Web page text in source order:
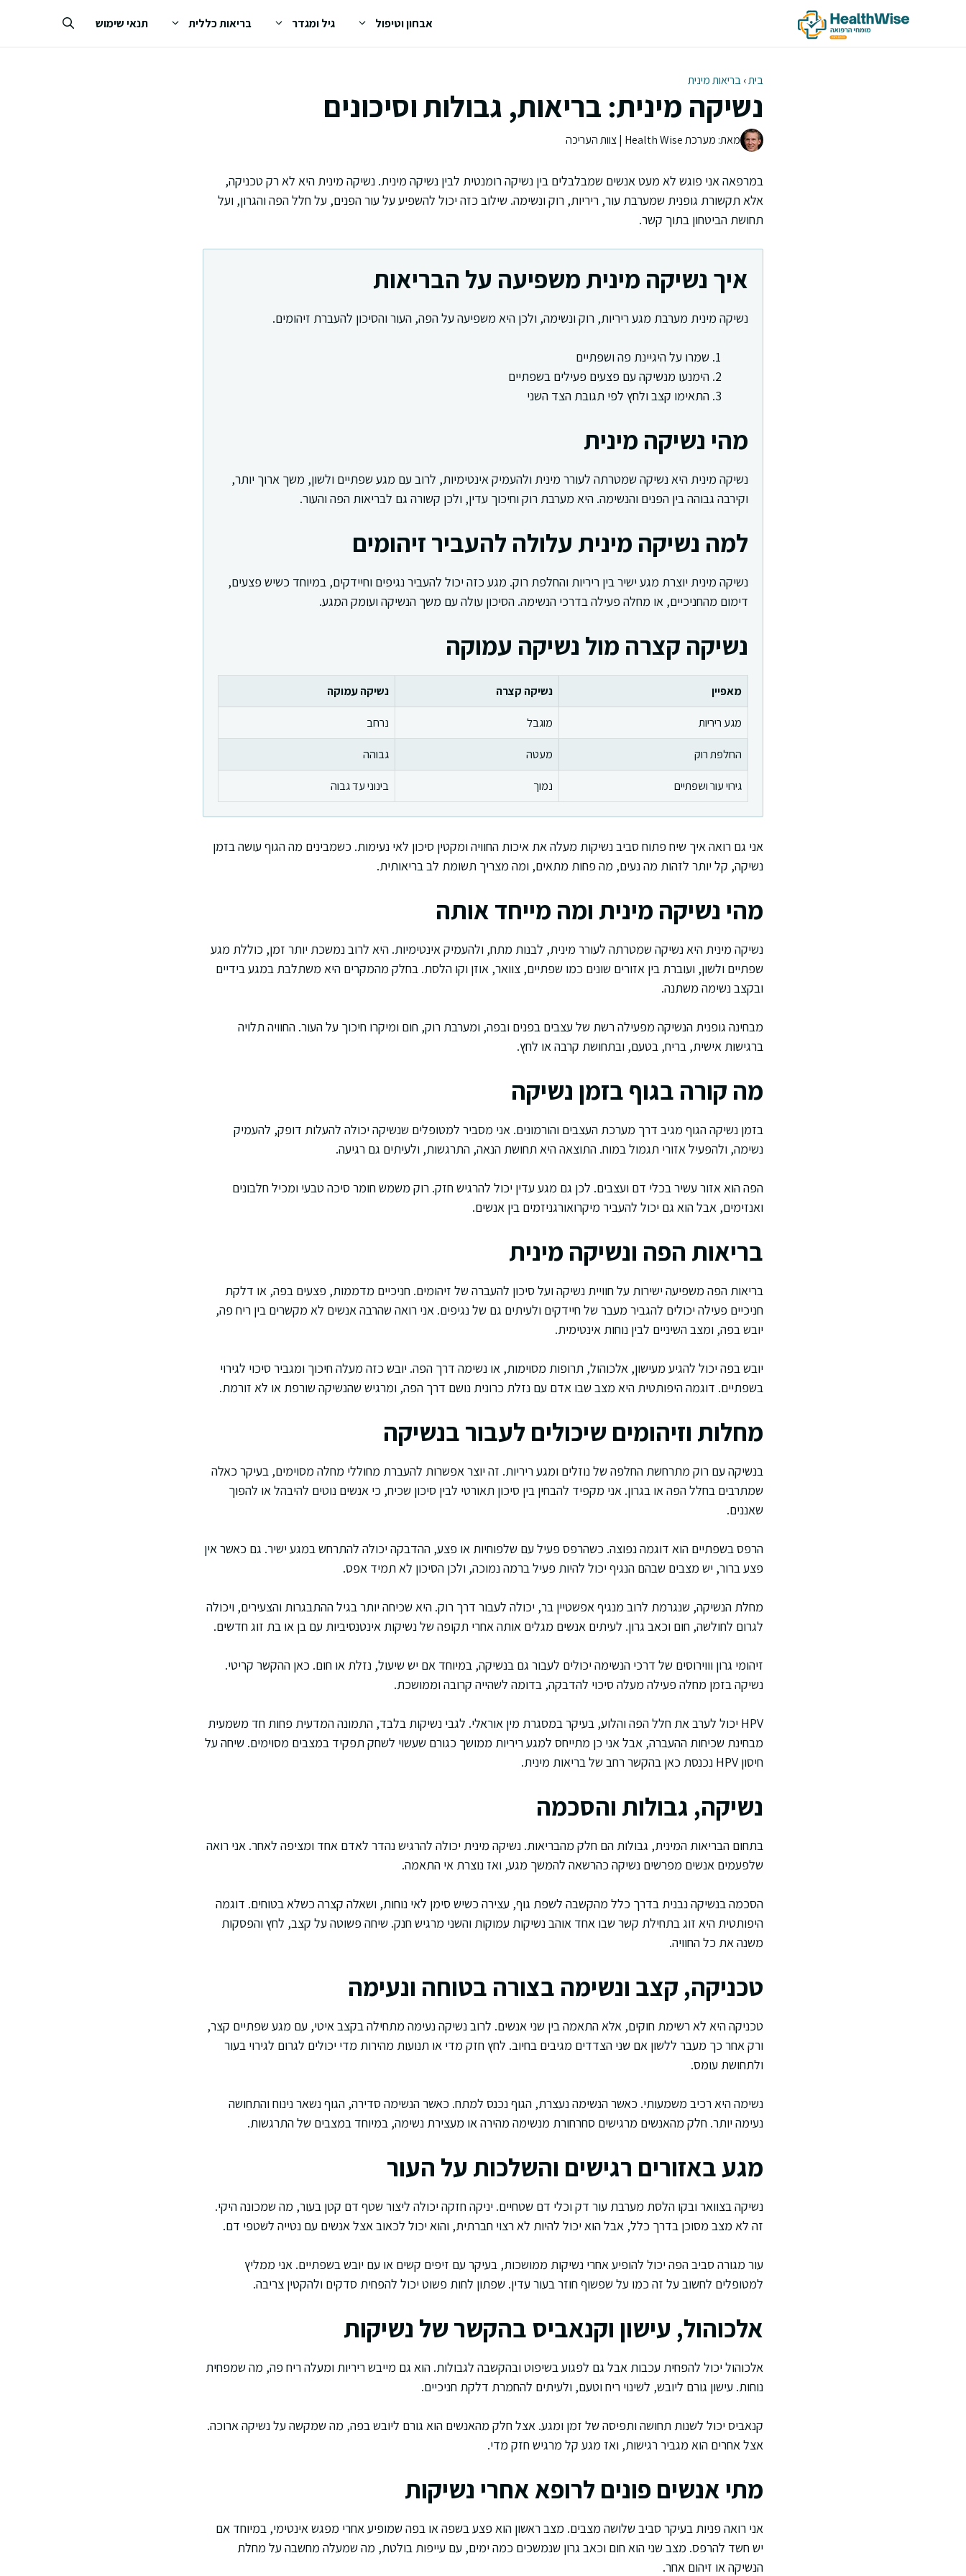
אבחון וטיפול גיל ומגדר בריאות כללית תנאי שימוש
בית›בריאות מינית
נשיקה מינית: בריאות, גבולות וסיכונים
מאת: מערכת Health Wise | צוות העריכה
במרפאה אני פוגש לא מעט אנשים שמבלבלים בין נשיקה רומנטית לבין נשיקה מינית. נשיקה מינית היא לא רק טכניקה,
אלא תקשורת גופנית שמערבת עור, ריריות, רוק ונשימה. שילוב כזה יכול להשפיע על עור הפנים, על חלל הפה והגרון, ועל
תחושת הביטחון בתוך קשר.
איך נשיקה מינית משפיעה על הבריאות
נשיקה מינית מערבת מגע ריריות, רוק ונשימה, ולכן היא משפיעה על הפה, העור והסיכון להעברת זיהומים.
שמרו על היגיינת פה ושפתיים
הימנעו מנשיקה עם פצעים פעילים בשפתיים
התאימו קצב ולחץ לפי תגובת הצד השני
מהי נשיקה מינית
נשיקה מינית היא נשיקה שמטרתה לעורר מינית ולהעמיק אינטימיות, לרוב עם מגע שפתיים ולשון, משך ארוך יותר,
וקירבה גבוהה בין הפנים והנשימה. היא מערבת רוק וחיכוך עדין, ולכן קשורה גם לבריאות הפה והעור.
למה נשיקה מינית עלולה להעביר זיהומים
נשיקה מינית יוצרת מגע ישיר בין ריריות והחלפת רוק. מגע כזה יכול להעביר נגיפים וחיידקים, במיוחד כשיש פצעים,
דימום מהחניכיים, או מחלה פעילה בדרכי הנשימה. הסיכון עולה עם משך הנשיקה ועומק המגע.
נשיקה קצרה מול נשיקה עמוקה
מאפיין נשיקה קצרה
נשיקה עמוקה
מגע ריריות
מוגבל
נרחב
החלפת רוק
מעטה
גבוהה
גירוי עור ושפתיים
נמוך בינוני עד גבוה
אני גם רואה איך שיח פתוח סביב נשיקות מעלה את איכות החוויה ומקטין סיכון לאי נעימות. כשמבינים מה הגוף עושה בזמן
נשיקה, קל יותר לזהות מה נעים, מה פחות מתאים, ומה מצריך תשומת לב בריאותית.
מהי נשיקה מינית ומה מייחד אותה
נשיקה מינית היא נשיקה שמטרתה לעורר מינית, לבנות מתח, ולהעמיק אינטימיות. היא לרוב נמשכת יותר זמן, כוללת מגע
שפתיים ולשון, ועוברת בין אזורים שונים כמו שפתיים, צוואר, אוזן וקו הלסת. בחלק מהמקרים היא משתלבת במגע בידיים
ובקצב נשימה משתנה.
מבחינה גופנית הנשיקה מפעילה רשת של עצבים בפנים ובפה, ומערבת רוק, חום ומיקרו חיכוך על העור. החוויה תלויה
ברגישות אישית, בריח, בטעם, ובתחושת קרבה או לחץ.
מה קורה בגוף בזמן נשיקה
בזמן נשיקה הגוף מגיב דרך מערכת העצבים והורמונים. אני מסביר למטופלים שנשיקה יכולה להעלות דופק, להעמיק
נשימה, ולהפעיל אזורי תגמול במוח. התוצאה היא תחושת הנאה, התרגשות, ולעיתים גם רגיעה.
הפה הוא אזור עשיר בכלי דם ועצבים. לכן גם מגע עדין יכול להרגיש חזק. רוק משמש חומר סיכה טבעי ומכיל חלבונים
ואנזימים, אבל הוא גם יכול להעביר מיקרואורגניזמים בין אנשים.
בריאות הפה ונשיקה מינית
בריאות הפה משפיעה ישירות על חוויית נשיקה ועל סיכון להעברה של זיהומים. חניכיים מדממות, פצעים בפה, או דלקת
חניכיים פעילה יכולים להגביר מעבר של חיידקים ולעיתים גם של נגיפים. אני רואה שהרבה אנשים לא מקשרים בין ריח פה,
יובש בפה, ומצב השיניים לבין נוחות אינטימית.
יובש בפה יכול להגיע מעישון, אלכוהול, תרופות מסוימות, או נשימה דרך הפה. יובש כזה מעלה חיכוך ומגביר סיכוי לגירוי
בשפתיים. דוגמה היפותטית היא מצב שבו אדם עם נזלת כרונית נושם דרך הפה, ומרגיש שהנשיקה שורפת או לא זורמת.
מחלות וזיהומים שיכולים לעבור בנשיקה
בנשיקה עם רוק מתרחשת החלפה של נוזלים ומגע ריריות. זה יוצר אפשרות להעברת מחוללי מחלה מסוימים, בעיקר כאלה
שמתרבים בחלל הפה או בגרון. אני מקפיד להבחין בין סיכון תאורטי לבין סיכון שכיח, כי אנשים נוטים להיבהל או להפוך
שאננים.
הרפס בשפתיים הוא דוגמה נפוצה. כשהרפס פעיל עם שלפוחיות או פצע, ההדבקה יכולה להתרחש במגע ישיר. גם כאשר אין
פצע ברור, יש מצבים שבהם הנגיף יכול להיות פעיל ברמה נמוכה, ולכן הסיכון לא תמיד אפס.
מחלת הנשיקה, שנגרמת לרוב מנגיף אפשטיין בר, יכולה לעבור דרך רוק. היא שכיחה יותר בגיל ההתבגרות והצעירים, ויכולה
לגרום לחולשה, חום וכאב גרון. לעיתים אנשים מגלים אותה אחרי תקופה של נשיקות אינטנסיביות עם בן או בת זוג חדשים.
זיהומי גרון וווירוסים של דרכי הנשימה יכולים לעבור גם בנשיקה, במיוחד אם יש שיעול, נזלת או חום. כאן ההקשר קריטי.
נשיקה בזמן מחלה פעילה מעלה סיכוי להדבקה, בדומה לשהייה קרובה וממושכת.
HPV יכול לערב את חלל הפה והלוע, בעיקר במסגרת מין אוראלי. לגבי נשיקות בלבד, התמונה המדעית פחות חד משמעית
מבחינת שכיחות ההעברה, אבל אני כן מתייחס למגע ריריות ממושך כגורם שעשוי לשחק תפקיד במצבים מסוימים. שיחה על
חיסון HPV נכנסת כאן בהקשר רחב של בריאות מינית.
נשיקה, גבולות והסכמה
בתחום הבריאות המינית, גבולות הם חלק מהבריאות. נשיקה מינית יכולה להרגיש נהדר לאדם אחד ומציפה לאחר. אני רואה
שלפעמים אנשים מפרשים נשיקה כהרשאה להמשך מגע, ואז נוצרת אי התאמה.
הסכמה בנשיקה נבנית בדרך כלל מהקשבה לשפת גוף, עצירה כשיש סימן לאי נוחות, ושאלה קצרה כשלא בטוחים. דוגמה
היפותטית היא זוג בתחילת קשר שבו אחד אוהב נשיקות עמוקות והשני מרגיש חנק. שיחה פשוטה על קצב, לחץ והפסקות
משנה את כל החוויה.
טכניקה, קצב ונשימה בצורה בטוחה ונעימה
טכניקה היא לא רשימת חוקים, אלא התאמה בין שני אנשים. לרוב נשיקה נעימה מתחילה בקצב איטי, עם מגע שפתיים קצר,
ורק אחר כך מעבר ללשון אם שני הצדדים מגיבים בחיוב. לחץ חזק מדי או תנועות מהירות מדי יכולים לגרום לגירוי בעור
ולתחושת עומס.
נשימה היא רכיב משמעותי. כאשר הנשימה נעצרת, הגוף נכנס למתח. כאשר הנשימה סדירה, הגוף נשאר נינוח והתחושה
נעימה יותר. חלק מהאנשים מרגישים סחרחורת מנשימה מהירה או מעצירת נשימה, במיוחד במצבים של התרגשות.
מגע באזורים רגישים והשלכות על העור
נשיקה בצוואר ובקו הלסת מערבת עור דק וכלי דם שטחיים. יניקה חזקה יכולה ליצור שטף דם קטן בעור, מה שמכונה היקי.
זה לא מצב מסוכן בדרך כלל, אבל הוא יכול להיות לא רצוי חברתית, והוא יכול לכאוב אצל אנשים עם נטייה לשטפי דם.
עור מגורה סביב הפה יכול להופיע אחרי נשיקות ממושכות, בעיקר עם זיפים קשים או עם יובש בשפתיים. אני ממליץ
למטופלים לחשוב על זה כמו על שפשוף חוזר בעור עדין. שפתון לחות פשוט יכול להפחית סדקים ולהקטין צריבה.
אלכוהול, עישון וקנאביס בהקשר של נשיקות
אלכוהול יכול להפחית עכבות אבל גם לפגוע בשיפוט ובהקשבה לגבולות. הוא גם מייבש ריריות ומעלה ריח פה, מה שמפחית
נוחות. עישון גורם ליובש, לשינוי ריח וטעם, ולעיתים להחמרת דלקת חניכיים.
קנאביס יכול לשנות תחושה ותפיסה של זמן ומגע. אצל חלק מהאנשים הוא גורם ליובש בפה, מה שמקשה על נשיקה ארוכה.
אצל אחרים הוא מגביר רגישות, ואז מגע קל מרגיש חזק מדי.
מתי אנשים פונים לרופא אחרי נשיקות
אני רואה פניות בעיקר סביב שלושה מצבים. מצב ראשון הוא פצע בשפה או בפה שמופיע אחרי מפגש אינטימי, במיוחד אם
יש חשד להרפס. מצב שני הוא חום וכאב גרון שנמשכים כמה ימים, עם עייפות בולטת, מה שמעלה מחשבה על מחלת
הנשיקה או זיהום אחר.